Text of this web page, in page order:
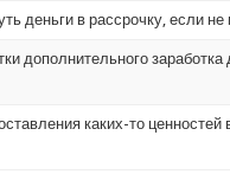
деньги в рассрочку, если
дополнительного
каких-то ценностей